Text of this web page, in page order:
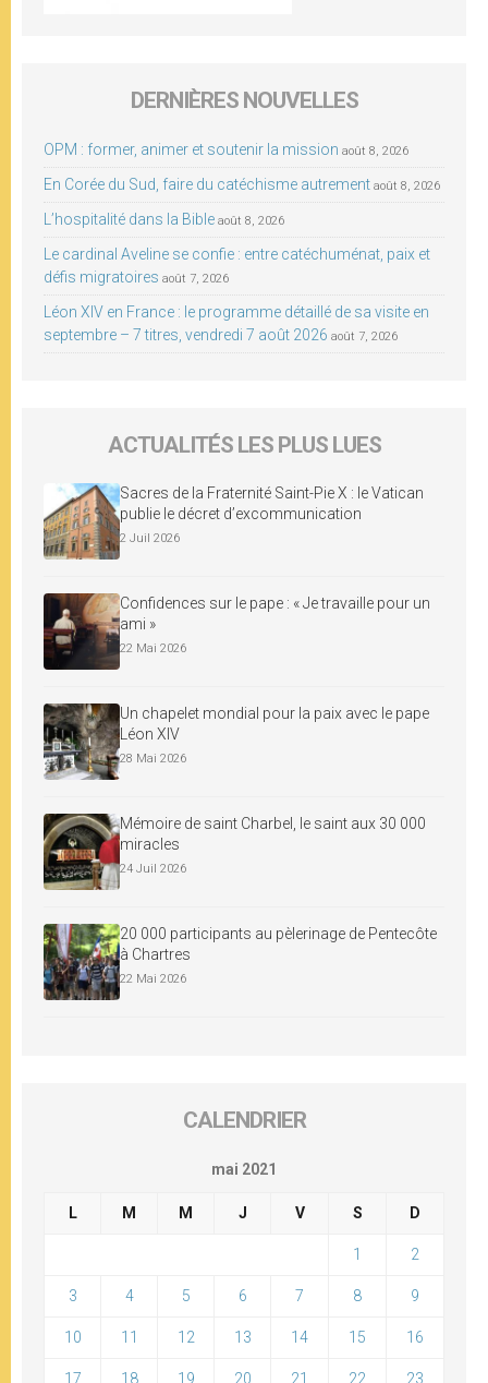
DERNIÈRES NOUVELLES
OPM : former, animer et soutenir la mission août 8, 2026
En Corée du Sud, faire du catéchisme autrement août 8, 2026
L’hospitalité dans la Bible août 8, 2026
Le cardinal Aveline se confie : entre catéchuménat, paix et
défis migratoires août 7, 2026
Léon XIV en France : le programme détaillé de sa visite en
septembre – 7 titres, vendredi 7 août 2026 août 7, 2026
ACTUALITÉS LES PLUS LUES
Sacres de la Fraternité Saint-Pie X : le Vatican
publie le décret d’excommunication
2 Juil 2026
Confidences sur le pape : « Je travaille pour un
ami »
22 Mai 2026
Un chapelet mondial pour la paix avec le pape
Léon XIV
28 Mai 2026
Mémoire de saint Charbel, le saint aux 30 000
miracles
24 Juil 2026
20 000 participants au pèlerinage de Pentecôte
à Chartres
22 Mai 2026
CALENDRIER
mai 2021
L M M J V S D
1 2
3 4 5 6 7 8 9
10 11 12 13 14 15 16
17 18 19 20 21 22 23